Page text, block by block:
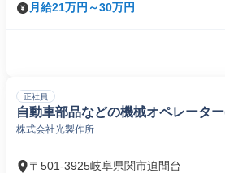
月給21万円～30万円
正社員
自動車部品などの機械オペレータ
株式会社光製作所
〒501-3925岐阜県関市迫間台